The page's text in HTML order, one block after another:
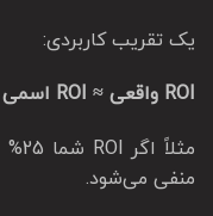
یک تقریب کاربردی:
ROI واقعی ≈ ROI اسمی − نرخ تورم
منفی می‌شود.